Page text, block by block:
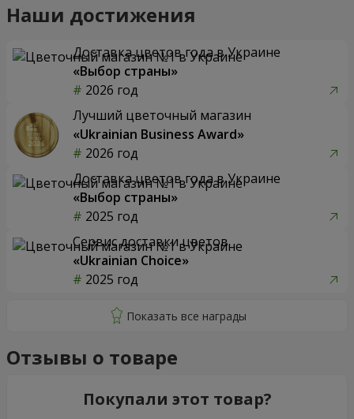
Наши достижения
Доставка цветов года в Украине
«Выбор страны»
2026 год
Лучший цветочный магазин
«Ukrainian Business Award»
2026 год
Доставка цветов года в Украине
«Выбор страны»
2025 год
Сервис доставки цветов
«Ukrainian Choice»
2025 год
Отзывы о товаре
Покупали этот товар?